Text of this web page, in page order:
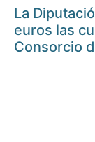
La
euros las
Consorcio